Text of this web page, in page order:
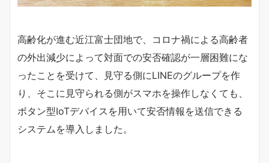
高齢化が進む近江富士団地で、コロナ禍による高齢者
の外出減少によって対面での安否確認が一層困難にな
ったことを受けて、見守る側にLINEのグループを作
り、そこに見守られる側がスマホを操作しなくても、
ボタン型IoTデバイスを用いて安否情報を送信できる
システムを導入しました。